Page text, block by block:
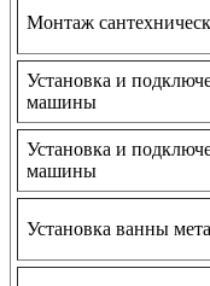
Монтаж
Установка и
машины
Установка и
машины
Установка ванны